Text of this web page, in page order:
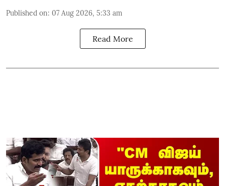
Published on: 07 Aug 2026, 5:33 am
Read More